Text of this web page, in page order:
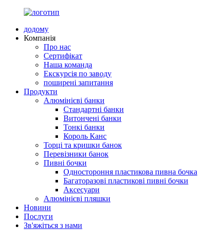
додому
Компанія
Про нас
Сертифікат
Наша команда
Екскурсія по заводу
поширені запитання
Продукти
Алюмінієві банки
Стандартні банки
Витончені банки
Тонкі банки
Король Канс
Торці та кришки банок
Перевізники банок
Пивні бочки
Одностороння пластикова пивна бочка
Багаторазові пластикові пивні бочки
Аксесуари
Алюмінієві пляшки
Новини
Послуги
Зв'яжіться з нами